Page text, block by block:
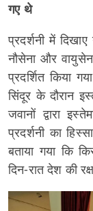
गए थे
प्रदर्शनी में
नौसेना और
प्रदर्शित किया
सिंदूर के दौरान
जवानों द्वारा
प्रदर्शनी का
बताया गया कि
दिन-रात देश की